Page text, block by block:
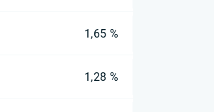
1,65 %
1,28 %